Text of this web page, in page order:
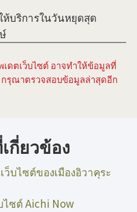
ห้บริการในวันหยุดสุด
เดตเว็บไซต์ อาจทำให้ข้อมูลที่
รุณาตรวจสอบข้อมูลล่าสุดอีก
กี่ยวข้อง
บไซต์ของเมืองอิวาคุระ
ซต์ Aichi Now